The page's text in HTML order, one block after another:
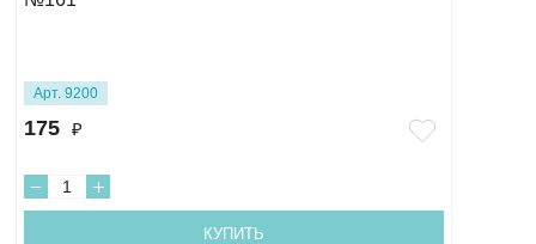
Арт. 9200
175 ₽
КУПИТЬ